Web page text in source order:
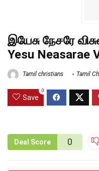
இயேசு நேசரே
Yesu Neasarae
Tamil christians Tamil
Save
0
Deal Score 0